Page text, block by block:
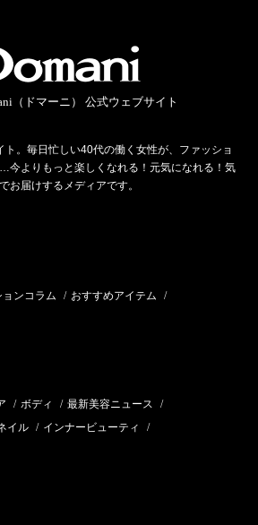
（ドマーニ） 公式ウェブサイト
。毎日忙しい40代の働く女性が、ファッショ
今よりもっと楽しくなれる！元気になれる！気
お届けするメディアです。
ンコラム / おすすめアイテム /
/ ボディ / 最新美容ニュース /
イル / インナービューティ /